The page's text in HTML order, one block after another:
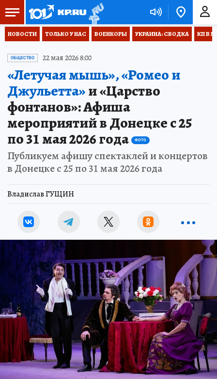
НОВОСТИ ТОЛЬКО У НАС ВОЕНКОРЫ УКРАИНА: СВОДКА КП В
ОБЩЕСТВО 22 мая 2026 8:00
«Летучая мышь», «Ромео и
Джульетта»и «Царство
фонтанов»: Афиша
мероприятий в Донецке с 25
по 31 мая 2026 года
ФОТО
Публикуем афишу спектаклей и концертов
в Донецке с 25 по 31 мая 2026 года
Владислав ГУЩИН